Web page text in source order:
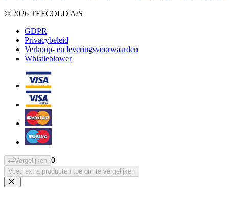
© 2026 TEFCOLD A/S
GDPR
Privacybeleid
Verkoop- en leveringsvoorwaarden
Whistleblower
Vergelijken 0
Voeg extra producten toe om te vergelijken